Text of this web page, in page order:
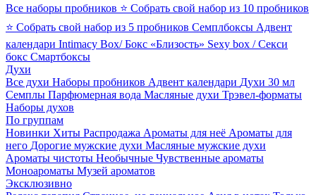
Все наборы пробников ⭐ Собрать свой набор из 10 пробников
⭐ Собрать свой набор из 5 пробников Семплбоксы Адвент
календари Intimacy Box/ Бокс «Близость» Sexy box / Секси
бокс Смартбоксы
Духи
Все духи Наборы пробников Адвент календари Духи 30 мл
Семплы Парфюмерная вода Масляные духи Трэвел-форматы
Наборы духов
По группам
Новинки Хиты Распродажа Ароматы для неё Ароматы для
него Дорогие мужские духи Масляные мужские духи
Ароматы чистоты Необычные Чувственные ароматы
Моноароматы Музей ароматов
Эксклюзивно